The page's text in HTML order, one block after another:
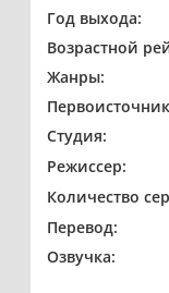
Год выхода:
Возрастной
Жанры:
Студия:
Режиссер:
Количество
Перевод:
Озвучка: